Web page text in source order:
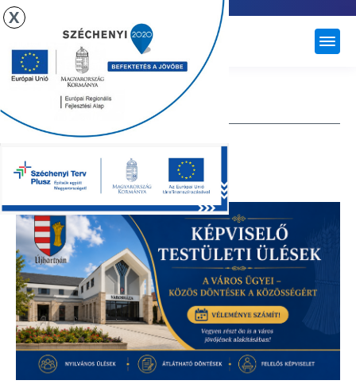
ÚJHARTYÁN
TESTÜLETI ÜLÉSEK
X